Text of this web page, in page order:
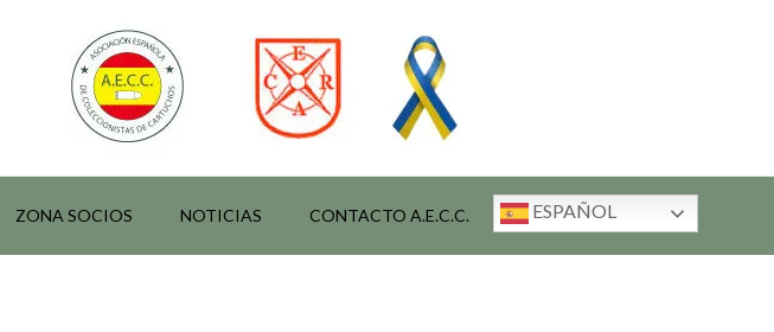
ZONA SOCIOS NOTICIAS CONTACTO A.E.C.C. ESPAÑOL